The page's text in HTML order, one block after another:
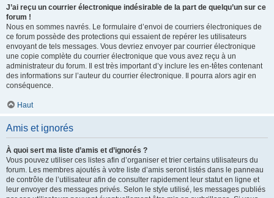
J’ai reçu un courrier électronique indésirable de la part de quelqu’un sur ce
forum !
Nous en sommes navrés. Le formulaire d’envoi de courriers électroniques de
ce forum possède des protections qui essaient de repérer les utilisateurs
envoyant de tels messages. Vous devriez envoyer par courrier électronique
une copie complète du courrier électronique que vous avez reçu à un
administrateur du forum. Il est très important d’y inclure les en-têtes contenant
des informations sur l’auteur du courrier électronique. Il pourra alors agir en
conséquence.
Haut
Amis et ignorés
À quoi sert ma liste d’amis et d’ignorés ?
Vous pouvez utiliser ces listes afin d’organiser et trier certains utilisateurs du
forum. Les membres ajoutés à votre liste d’amis seront listés dans le panneau
de contrôle de l’utilisateur afin de consulter rapidement leur statut en ligne et
leur envoyer des messages privés. Selon le style utilisé, les messages publiés